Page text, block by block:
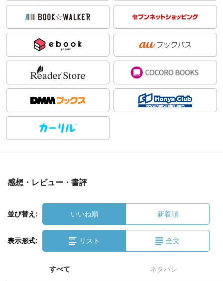
感想・レビュー・書評
並び替え: いいね順 新着順
表示形式: リスト 全文
すべて ネタバレ